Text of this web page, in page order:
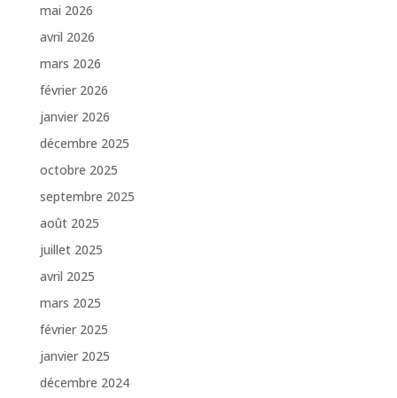
mai 2026
avril 2026
mars 2026
février 2026
janvier 2026
décembre 2025
octobre 2025
septembre 2025
août 2025
juillet 2025
avril 2025
mars 2025
février 2025
janvier 2025
décembre 2024